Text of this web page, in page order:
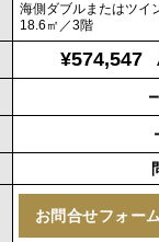
海側ダブルまたはツイ
18.6㎡／3階
¥574,547
－
お問合せフォー